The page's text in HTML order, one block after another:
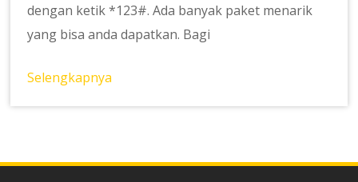
dengan ketik *123#. Ada banyak paket menarik
yang bisa anda dapatkan. Bagi
Selengkapnya